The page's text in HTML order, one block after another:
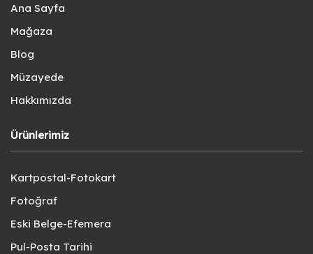
Ana Sayfa
Mağaza
Blog
Müzayede
Hakkımızda
Ürünlerimiz
Kartpostal-Fotokart
Fotoğraf
Eski Belge-Efemera
Pul-Posta Tarihi